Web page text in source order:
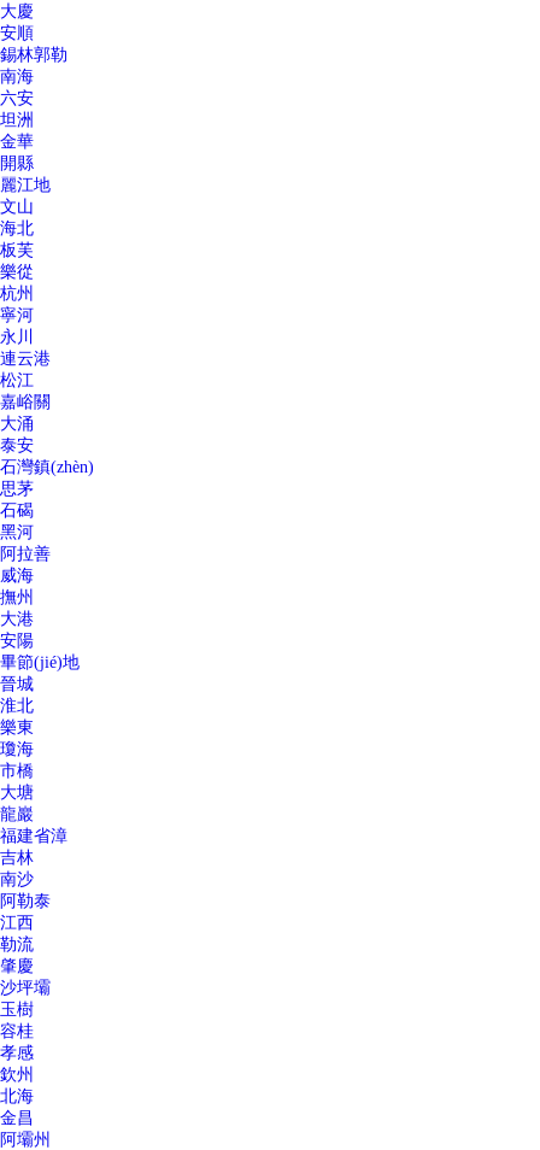
大慶
安順
錫林郭勒
南海
六安
坦洲
金華
開縣
麗江地
文山
海北
板芙
樂從
杭州
寧河
永川
連云港
松江
嘉峪關
大涌
泰安
石灣鎮(zhèn)
思茅
石碣
黑河
阿拉善
威海
撫州
大港
安陽
畢節(jié)地
晉城
淮北
樂東
瓊海
市橋
大塘
龍巖
福建省漳
吉林
南沙
阿勒泰
江西
勒流
肇慶
沙坪壩
玉樹
容桂
孝感
欽州
北海
金昌
阿壩州